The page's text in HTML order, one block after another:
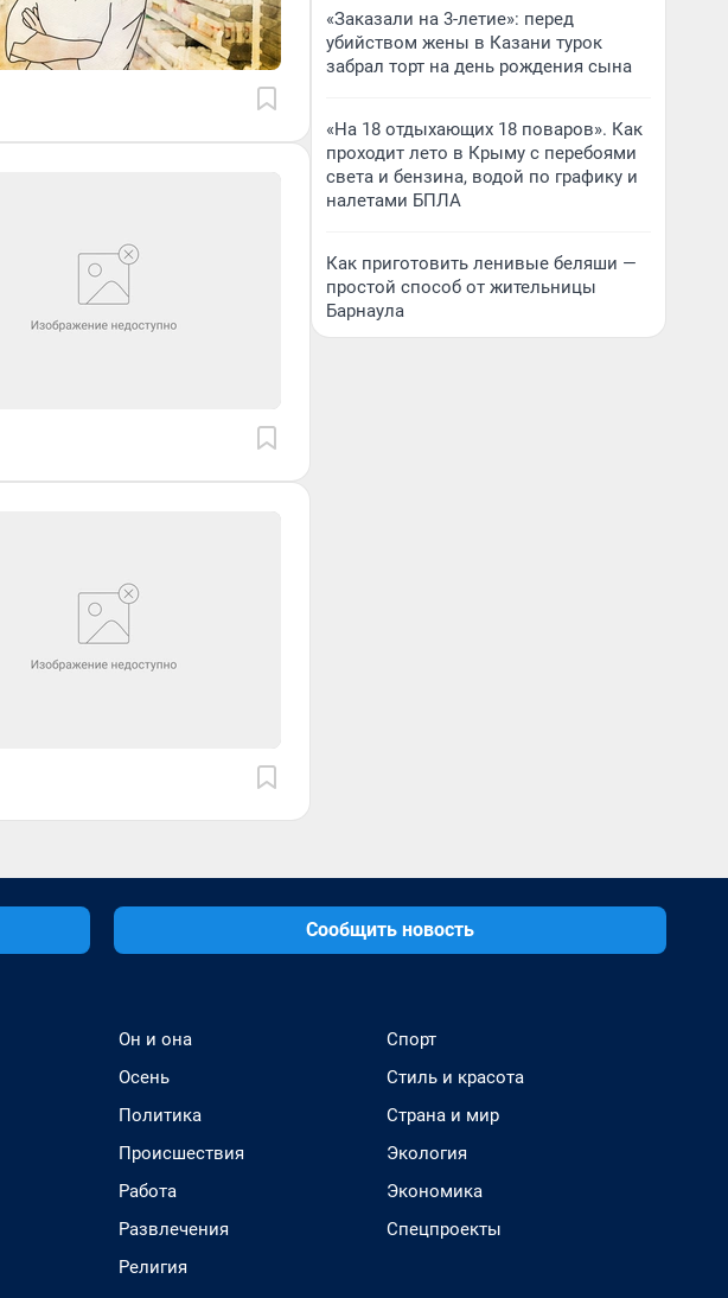
«Заказали на 3-летие»: перед
убийством жены в Казани турок
забрал торт на день рождения сына
«На 18 отдыхающих 18 поваров». Как
проходит лето в Крыму с перебоями
света и бензина, водой по графику и
налетами БПЛА
Как приготовить ленивые беляши —
простой способ от жительницы
Барнаула
Сообщить новость
Он и она
Осень
Политика
Происшествия
Работа
Развлечения
Религия
Спорт
Стиль и красота
Страна и мир
Экология
Экономика
Спецпроекты